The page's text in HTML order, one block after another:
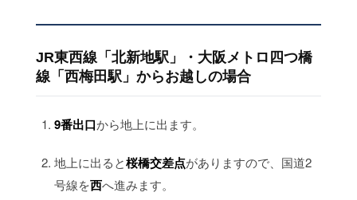
JR東西線「北新地駅」・大阪メトロ四つ橋
線「西梅田駅」からお越しの場合
9番出口から地上に出ます。
地上に出ると桜橋交差点がありますので、国道2
号線を西へ進みます。